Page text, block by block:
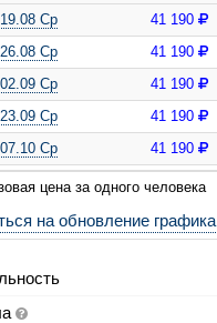
Ср 41 190
Ср
41 190
Ср
41 190
Ср
41 190
Ср
41 190
21.10 Ср
41 190
цена за одного человека
на обновление графика